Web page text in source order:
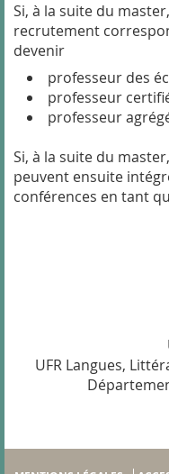
Si, à la suite du
recrutement
devenir
professeur des
professeur
professeur
Si, à la suite du
peuvent ensuite
conférences en tant
UFR Langues,